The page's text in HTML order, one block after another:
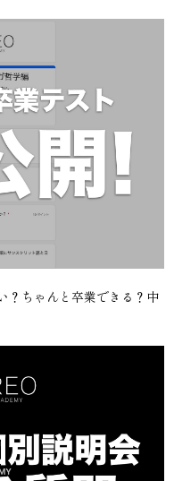
？ちゃんと卒業できる？中